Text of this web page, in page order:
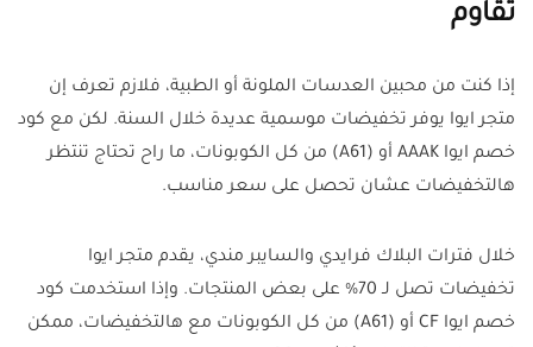
تقاوم
إذا كنت من محبين العدسات الملونة أو الطبية، فلازم تعرف إن
متجر ايوا يوفر تخفيضات موسمية عديدة خلال السنة. لكن مع كود
خصم ايوا AAAK أو (A61) من كل الكوبونات، ما راح تحتاج تنتظر
هالتخفيضات عشان تحصل على سعر مناسب.
خلال فترات البلاك فرايدي والسايبر مندي، يقدم متجر ايوا
تخفيضات تصل لـ 70% على بعض المنتجات. وإذا استخدمت كود
خصم ايوا CF أو (A61) من كل الكوبونات مع هالتخفيضات، ممكن